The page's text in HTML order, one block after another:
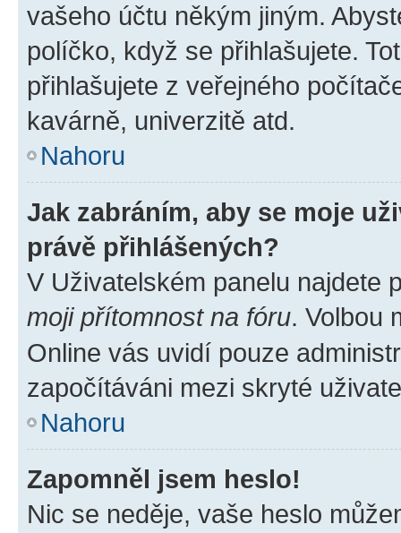
vašeho účtu někým jiným.
políčko, když se přihlašujete.
přihlašujete z veřejného
kavárně, univerzitě atd.
Nahoru
Jak zabráním, aby se moje
právě přihlášených?
V Uživatelském panelu najdete
moji přítomnost na fóru. Volbou
Online vás uvidí pouze
započítáváni mezi skryté
Nahoru
Zapomněl jsem heslo!
Nic se neděje, vaše heslo